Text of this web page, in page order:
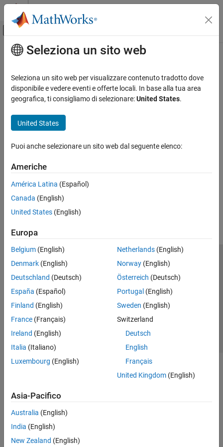
Vai al contenuto
Attiva/disattiva menu di navigazione
Pagina iniziale della documentazione
Contenuto principale
How useful was this information?
Seleziona un sito web
Seleziona un sito web per visualizzare contenuto tradotto dove
disponibile e vedere eventi e offerte locali. In base alla tua area
geografica, ti consigliamo di selezionare:United States.
United States
Puoi anche selezionare un sito web dal seguente elenco:
Americhe
América Latina (Español)
Canada (English)
United States (English)
Europa
Belgium (English)
Denmark (English)
Deutschland (Deutsch)
España (Español)
Finland (English)
France (Français)
Ireland (English)
Italia (Italiano)
Luxembourg (English)
Netherlands(English)
Norway(English)
Österreich (Deutsch)
Portugal (English)
Sweden (English)
Switzerland
Deutsch
English
Français
United Kingdom(English)
Asia-Pacifico
Australia (English)
India (English)
New Zealand (English)
Centro di fiducia
Informativa sulla privacy
Antipirateria
Stato dell'applicazione
Contatti
© 1994-2026 The MathWorks, Inc.